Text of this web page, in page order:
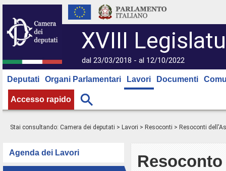
XVIII
dal 23/03/2018 - al 12/10/2022
Deputati Organi Parlamentari Lavori Documenti
Accesso rapido
Stai consultando: Camera dei deputati > Lavori > Resoconti > Resoconti
Agenda dei Lavori